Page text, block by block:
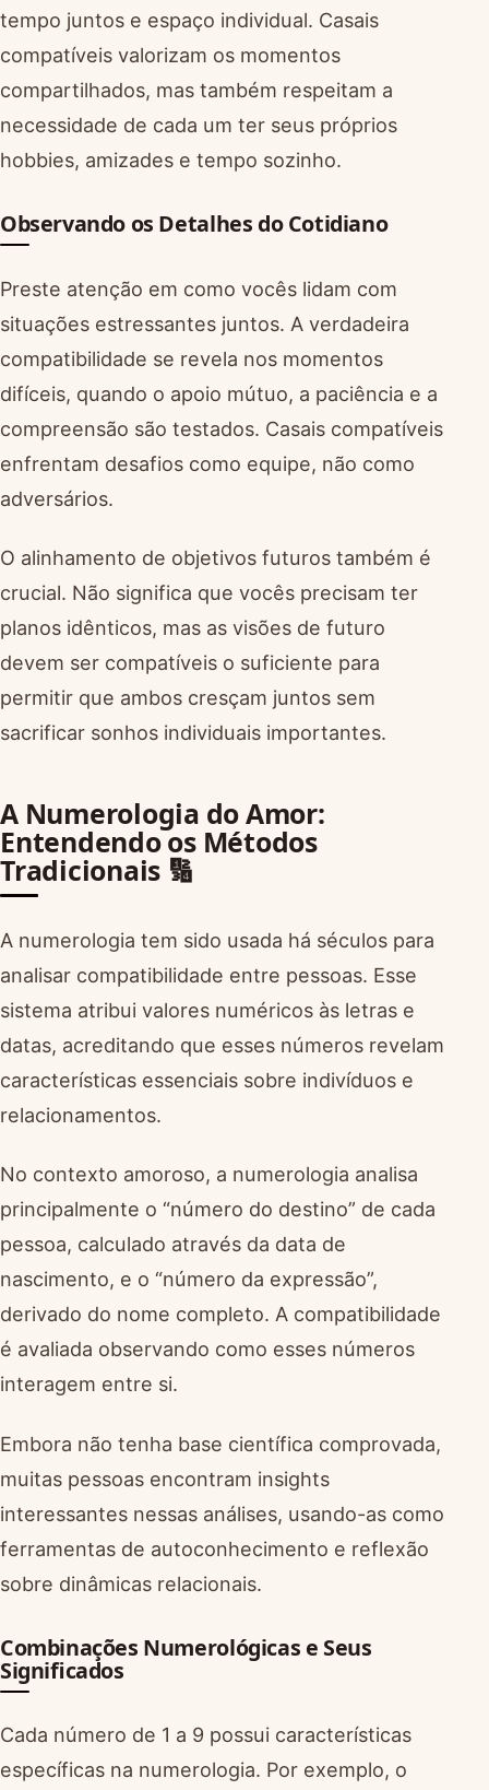
tempo juntos e espaço individual. Casais
compatíveis valorizam os momentos
compartilhados, mas também respeitam a
necessidade de cada um ter seus próprios
hobbies, amizades e tempo sozinho.
Observando os Detalhes do Cotidiano
Preste atenção em como vocês lidam com
situações estressantes juntos. A verdadeira
compatibilidade se revela nos momentos
difíceis, quando o apoio mútuo, a paciência e a
compreensão são testados. Casais compatíveis
enfrentam desafios como equipe, não como
adversários.
O alinhamento de objetivos futuros também é
crucial. Não significa que vocês precisam ter
planos idênticos, mas as visões de futuro
devem ser compatíveis o suficiente para
permitir que ambos cresçam juntos sem
sacrificar sonhos individuais importantes.
A Numerologia do Amor:
Entendendo os Métodos
Tradicionais 🔢
A numerologia tem sido usada há séculos para
analisar compatibilidade entre pessoas. Esse
sistema atribui valores numéricos às letras e
datas, acreditando que esses números revelam
características essenciais sobre indivíduos e
relacionamentos.
No contexto amoroso, a numerologia analisa
principalmente o “número do destino” de cada
pessoa, calculado através da data de
nascimento, e o “número da expressão”,
derivado do nome completo. A compatibilidade
é avaliada observando como esses números
interagem entre si.
Embora não tenha base científica comprovada,
muitas pessoas encontram insights
interessantes nessas análises, usando-as como
ferramentas de autoconhecimento e reflexão
sobre dinâmicas relacionais.
Combinações Numerológicas e Seus
Significados
Cada número de 1 a 9 possui características
específicas na numerologia. Por exemplo, o